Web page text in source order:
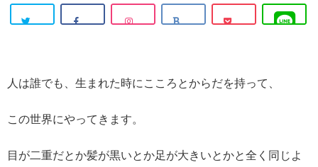
人は誰でも、生まれた時にこころとからだを持って、
この世界にやってきます。
目が二重だとか髪が黒いとか足が大きいとかと全く同じよ